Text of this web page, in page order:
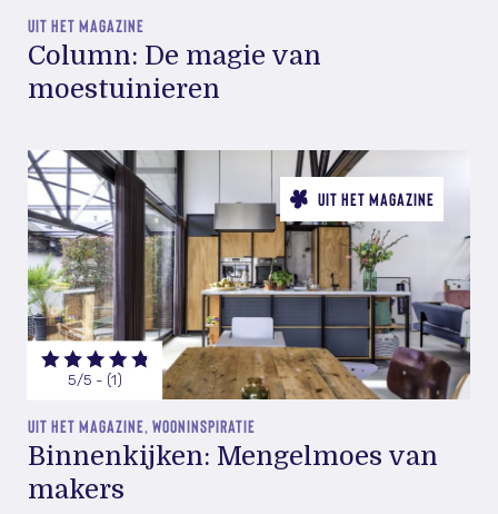
UIT HET MAGAZINE
Column: De magie van
moestuinieren
UIT HET MAGAZINE
5/5 - (1)
UIT HET MAGAZINE, WOONINSPIRATIE
Binnenkijken: Mengelmoes van
makers